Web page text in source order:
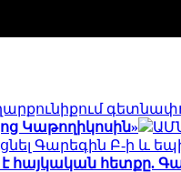
Կաթողիկոսին»
Գարեգին Բ-ի և
է հայկական հետքը.